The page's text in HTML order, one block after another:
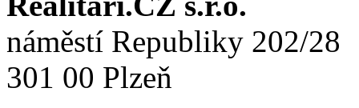
náměstí Republiky 202/28
301 00 Plzeň